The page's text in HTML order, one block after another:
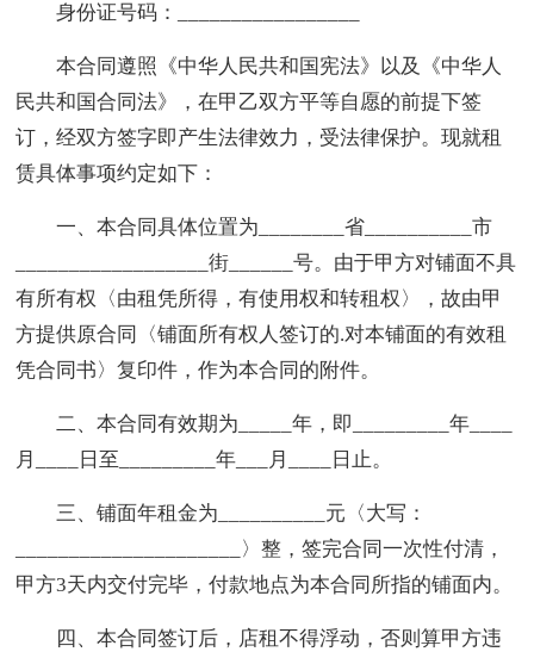
身份证号码：_________________
本合同遵照《中华人民共和国宪法》以及《中华人
民共和国合同法》，在甲乙双方平等自愿的前提下签
订，经双方签字即产生法律效力，受法律保护。现就租
赁具体事项约定如下：
一、本合同具体位置为________省__________市
__________________街______号。由于甲方对铺面不具
有所有权〈由租凭所得，有使用权和转租权〉，故由甲
方提供原合同〈铺面所有权人签订的.对本铺面的有效租
凭合同书〉复印件，作为本合同的附件。
二、本合同有效期为_____年，即_________年____
月____日至_________年___月____日止。
三、铺面年租金为__________元〈大写：
_____________________〉整，签完合同一次性付清，
甲方3天内交付完毕，付款地点为本合同所指的铺面内。
四、本合同签订后，店租不得浮动，否则算甲方违